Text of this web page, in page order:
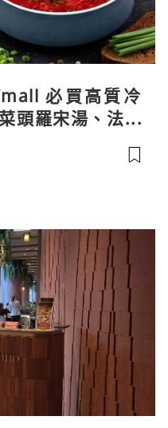
必買高質冷
頭羅宋湯、法式
白骨頭湯全攻略